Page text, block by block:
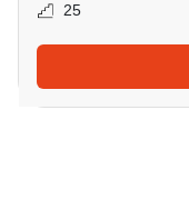
25